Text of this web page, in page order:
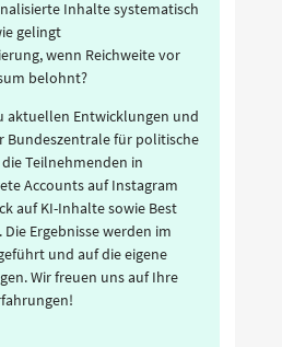
Inhalte systematisch
gelingt
wenn Reichweite vor
belohnt?
aktuellen Entwicklungen und
Bundeszentrale für politische
Teilnehmenden in
Accounts auf Instagram
auf KI-Inhalte sowie Best
Ergebnisse werden im
und auf die eigene
Wir freuen uns auf Ihre